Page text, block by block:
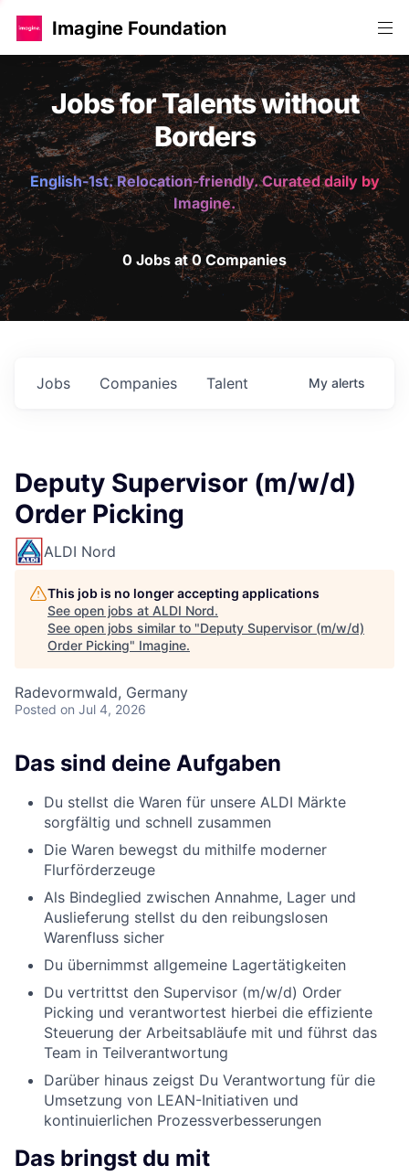
Imagine Foundation
Jobs for Talents without
Borders
English-1st. Relocation-friendly. Curated daily by
Imagine.
0 Jobs at 0 Companies
Jobs Companies Talent My alerts
Deputy Supervisor (m/w/d)
Order Picking
ALDI Nord
This job is no longer accepting applications
See open jobs at ALDI Nord.
See open jobs similar to "Deputy Supervisor (m/w/d)
Order Picking" Imagine.
Radevormwald, Germany
Posted on Jul 4, 2026
Das sind deine Aufgaben
Du stellst die Waren für unsere ALDI Märkte
sorgfältig und schnell zusammen
Die Waren bewegst du mithilfe moderner
Flurförderzeuge
Als Bindeglied zwischen Annahme, Lager und
Auslieferung stellst du den reibungslosen
Warenfluss sicher
Du übernimmst allgemeine Lagertätigkeiten
Du vertrittst den Supervisor (m/w/d) Order
Picking und verantwortest hierbei die effiziente
Steuerung der Arbeitsabläufe mit und führst das
Team in Teilverantwortung
Darüber hinaus zeigst Du Verantwortung für die
Umsetzung von LEAN-Initiativen und
kontinuierlichen Prozessverbesserungen
Das bringst du mit